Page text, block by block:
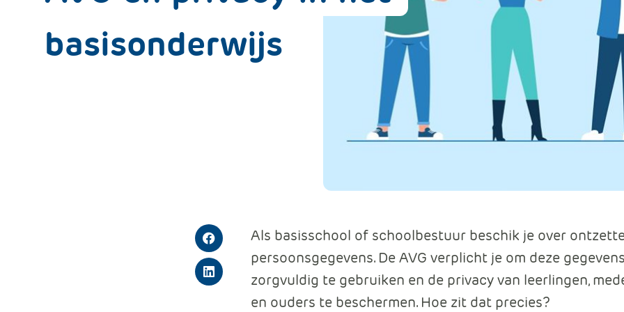
Data en analyse
Beheren van de Microsoft Cloud
Digitaal ondertekenen
Werkprocessen automatiseren
basisonderwijs
Facebook
LinkedIn
Als basisschool of schoolbestuur beschik je over
persoonsgegevens. De AVG verplicht je om deze gegevens
zorgvuldig te gebruiken en de privacy van leerlingen,
en ouders te beschermen. Hoe zit dat precies?